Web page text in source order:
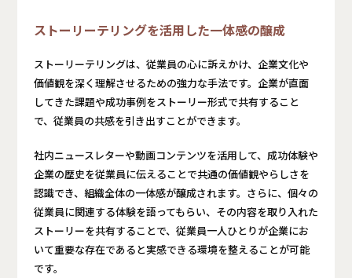
ストーリーテリングを活用した一体感の醸成
ストーリーテリングは、従業員の心に訴えかけ、企業文化や
価値観を深く理解させるための強力な手法です。企業が直面
してきた課題や成功事例をストーリー形式で共有すること
で、従業員の共感を引き出すことができます。
社内ニュースレターや動画コンテンツを活用して、成功体験や
企業の歴史を従業員に伝えることで共通の価値観やらしさを
認識でき、組織全体の一体感が醸成されます。さらに、個々の
従業員に関連する体験を語ってもらい、その内容を取り入れた
ストーリーを共有することで、従業員一人ひとりが企業にお
いて重要な存在であると実感できる環境を整えることが可能
です。